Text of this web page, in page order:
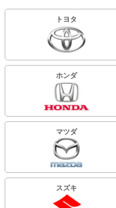
トヨタ
ホンダ
マツダ
スズキ